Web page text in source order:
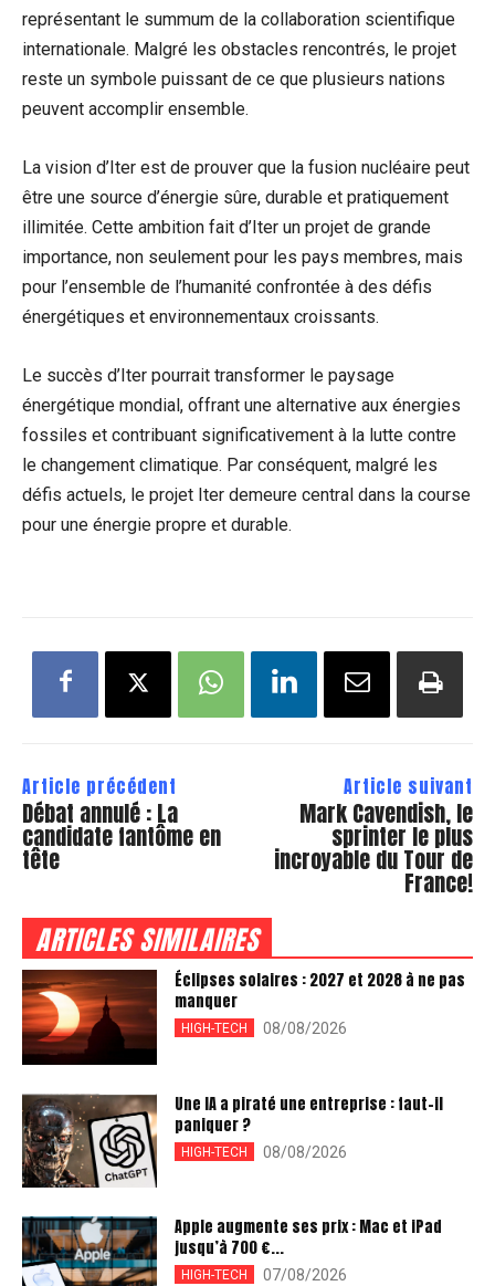
représentant le summum de la collaboration scientifique
internationale. Malgré les obstacles rencontrés, le projet
reste un symbole puissant de ce que plusieurs nations
peuvent accomplir ensemble.
La vision d’Iter est de prouver que la fusion nucléaire peut
être une source d’énergie sûre, durable et pratiquement
illimitée. Cette ambition fait d’Iter un projet de grande
importance, non seulement pour les pays membres, mais
pour l’ensemble de l’humanité confrontée à des défis
énergétiques et environnementaux croissants.
Le succès d’Iter pourrait transformer le paysage
énergétique mondial, offrant une alternative aux énergies
fossiles et contribuant significativement à la lutte contre
le changement climatique. Par conséquent, malgré les
défis actuels, le projet Iter demeure central dans la course
pour une énergie propre et durable.
Article précédent
Débat annulé : La
candidate fantôme en
tête
Article suivant
Mark Cavendish, le
sprinter le plus
incroyable du Tour de
France!
ARTICLES SIMILAIRES
Éclipses solaires : 2027 et 2028 à ne pas
manquer
HIGH-TECH 08/08/2026
Une IA a piraté une entreprise : faut-il
paniquer ?
HIGH-TECH 08/08/2026
Apple augmente ses prix : Mac et iPad
jusqu’à 700 €...
HIGH-TECH 07/08/2026